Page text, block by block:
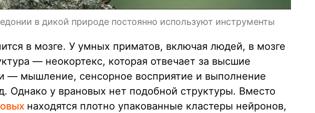
в дикой природе постоянно используют инструменты
в мозге. У умных приматов, включая людей, в мозге
— неокортекс, которая отвечает за высшие
— мышление, сенсорное восприятие и выполнение
Однако у врановых нет подобной структуры. Вместо
находятся плотно упакованные кластеры нейронов,